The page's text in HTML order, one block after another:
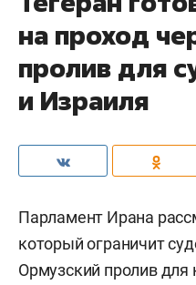
на проход
пролив для
и Израиля
Парламент Ирана
который ограничит
Ормузский пролив для